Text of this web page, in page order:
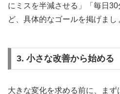
にミスを半減させる」「毎日
ど、具体的なゴールを掲げまし
3. 小さな改善から始める
大きな変化を求める前に、まず